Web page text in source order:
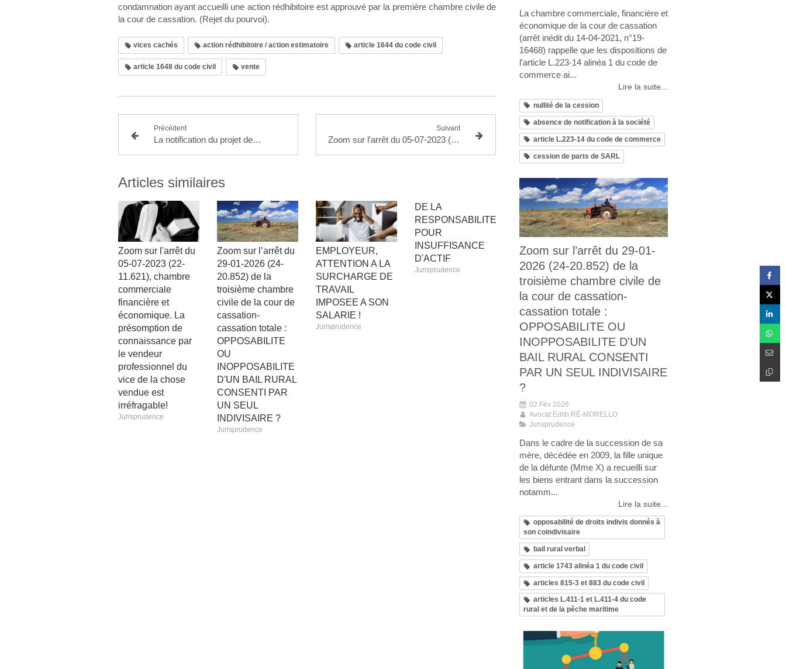
condamnation ayant accueilli une action rédhibitoire est approuvé par la première chambre civile de
la cour de cassation. (Rejet du pourvoi).
vices cachés action rédhibitoire / action estimatoire article 1644 du code civil
article 1648 du code civil vente
Précédent
La notification du projet de cession de parts d'une SARL prévue à l'article L.223-14 du code de commerce est impérative
Suivant
Zoom sur l'arrêt du 05-07-2023 (22-11.621), chambre commerciale financière et économique. La présomption de connaissance par le vendeur professionnel du vice de la chose vendue est irréfragable!
Articles similaires
Zoom sur l'arrêt du
05-07-2023 (22-
11.621), chambre
commerciale
financière et
économique. La
présomption de
connaissance par
le vendeur
professionnel du
vice de la chose
vendue est
irréfragable!
Jurisprudence
Zoom sur l’arrêt du
29-01-2026 (24-
20.852) de la
troisième chambre
civile de la cour de
cassation-
cassation totale :
OPPOSABILITE
OU
INOPPOSABILITE
D'UN BAIL RURAL
CONSENTI PAR
UN SEUL
INDIVISAIRE ?
Jurisprudence
EMPLOYEUR,
ATTENTION A LA
SURCHARGE DE
TRAVAIL
IMPOSEE A SON
SALARIE !
Jurisprudence
DE LA
RESPONSABILITE
POUR
INSUFFISANCE
D'ACTIF
Jurisprudence
La chambre commerciale, financière et
économique de la cour de cassation
(arrêt inédit du 14-04-2021, n°19-
16468) rappelle que les dispositions de
l'article L.223-14 alinéa 1 du code de
commerce ai...
Lire la suite...
nullité de la cession
absence de notification à la société
article L.223-14 du code de commerce
cession de parts de SARL
Zoom sur l’arrêt du 29-01-
2026 (24-20.852) de la
troisième chambre civile de
la cour de cassation-
cassation totale :
OPPOSABILITE OU
INOPPOSABILITE D'UN
BAIL RURAL CONSENTI
PAR UN SEUL INDIVISAIRE
?
02 Fév 2026
Avocat Edith RÉ-MORELLO
Jurisprudence
Dans le cadre de la succession de sa
mère, décédée en 2009, la fille unique
de la défunte (Mme X) a recueilli sur
les biens entrant dans la succession
notamm...
Lire la suite...
opposabilité de droits indivis donnés à
son coindivisaire
bail rural verbal
article 1743 alinéa 1 du code civil
articles 815-3 et 883 du code civil
articles L.411-1 et L.411-4 du code
rural et de la pêche maritime